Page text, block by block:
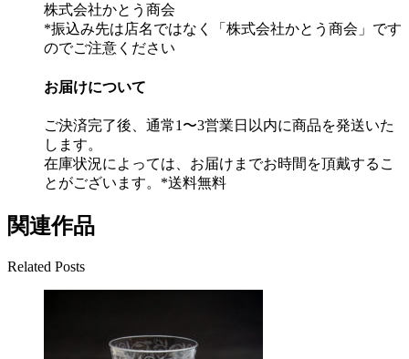
株式会社かとう商会
*振込み先は店名ではなく「株式会社かとう商会」です
のでご注意ください
お届けについて
ご決済完了後、通常1〜3営業日以内に商品を発送いた
します。
在庫状況によっては、お届けまでお時間を頂戴するこ
とがございます。*送料無料
関連作品
Related Posts